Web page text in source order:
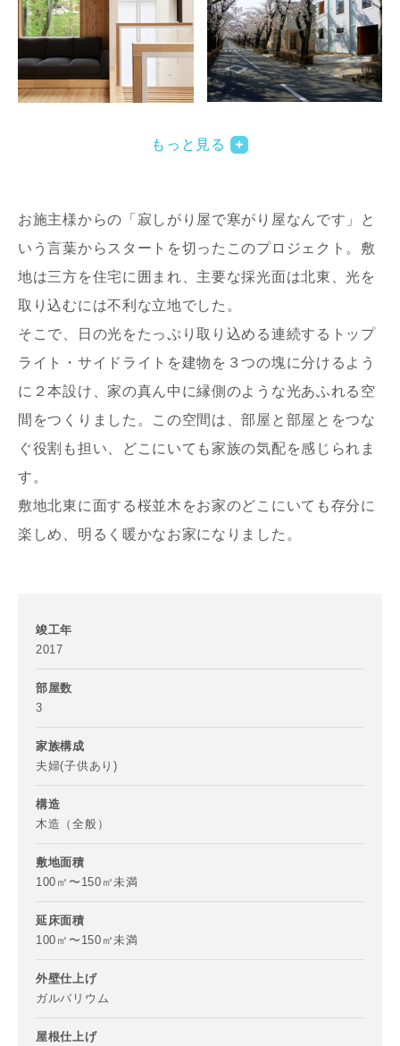
写真を拡大する
写真を拡大する
もっと見る
お施主様からの「寂しがり屋で寒がり屋なんです」と
いう言葉からスタートを切ったこのプロジェクト。敷
地は三方を住宅に囲まれ、主要な採光面は北東、光を
取り込むには不利な立地でした。
そこで、日の光をたっぷり取り込める連続するトップ
ライト・サイドライトを建物を３つの塊に分けるよう
に２本設け、家の真ん中に縁側のような光あふれる空
間をつくりました。この空間は、部屋と部屋とをつな
ぐ役割も担い、どこにいても家族の気配を感じられま
す。
敷地北東に面する桜並木をお家のどこにいても存分に
楽しめ、明るく暖かなお家になりました。
竣工年
2017
部屋数
3
家族構成
夫婦(子供あり)
構造
木造（全般）
敷地面積
100㎡〜150㎡未満
延床面積
100㎡〜150㎡未満
外壁仕上げ
ガルバリウム
屋根仕上げ
お名前